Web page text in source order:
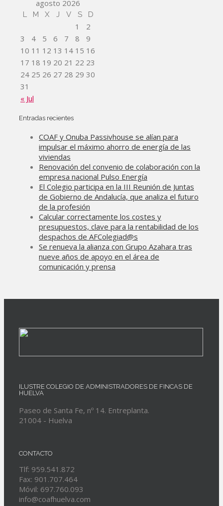
agosto 2026
L M X J V S D
« Jul
1
2
3
4 5 6 7 8
9
10 11 12 13 14 15 16
17 18 19 20 21 22 23
24 25 26 27 28 29 30
31
Entradas recientes
COAF y Onuba Passivhouse se alían para
impulsar el máximo ahorro de energía de las
viviendas
Renovación del convenio de colaboración con la
empresa nacional Pulso Energía
El Colegio participa en la III Reunión de Juntas
de Gobierno de Andalucía, que analiza el futuro
de la profesión
Calcular correctamente los costes y
presupuestos, clave para la rentabilidad de los
despachos de AFColegiad@s
Se renueva la alianza con Grupo Azahara tras
nueve años de apoyo en el área de
comunicación y prensa
ILUSTRE COLEGIO DE ADMINISTRADORES DE FINCAS DE
HUELVA
Paseo de Santa Fe, nº 14. Entreplanta.
21004 - Huelva
CONTACTO
Tlf: 959.541.872
Fax: 901.707.464
Móvil: 697.760.093
info@coafhuelva.com